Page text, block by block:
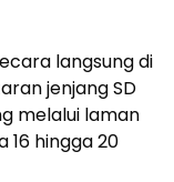
langsung di
jenjang SD
melalui laman
16 hingga 20